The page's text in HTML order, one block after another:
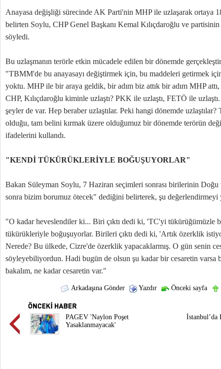
Anayasa değişliği sürecinde AK Parti'nin MHP ile uzlaşarak ortaya
belirten Soylu, CHP Genel Başkanı Kemal Kılıçdaroğlu ve
söyledi.
Bu uzlaşmanın terörle etkin mücadele edilen bir dönemde
"TBMM'de bu anayasayı değiştirmek için, bu maddeleri getirmek
yoktu. MHP ile bir araya geldik, bir adım biz attık bir adım MHP
CHP, Kılıçdaroğlu kiminle uzlaştı? PKK ile uzlaştı, FETÖ ile
şeyler de var. Hep beraber uzlaştılar. Peki hangi dönemde
olduğu, tam belini kırmak üzere olduğumuz bir dönemde terörün
ifadelerini kullandı.
"KENDİ TÜKÜRÜKLERİYLE BOĞUŞUYORLAR"
Bakan Süleyman Soylu, 7 Haziran seçimleri sonrası birilerinin
sonra bizim borumuz ötecek" dediğini belirterek, şu değerlendirmeyi
"O kadar heveslendiler ki... Biri çıktı dedi ki, 'TC'yi tükürüğümüzle
tükürükleriyle boğuşuyorlar. Birileri çıktı dedi ki, 'Artık özerklik
Nerede? Bu ülkede, Cizre'de özerklik yapacaklarmış. O gün senin
söyleyebiliyordun. Hadi bugün de olsun şu kadar bir cesaretin varsa
bakalım, ne kadar cesaretin var."
Arkadaşına Gönder Yazdır Önceki sayfa
PAGEV 'Naylon Poşet
Yasaklanmayacak'
İstanbul’da